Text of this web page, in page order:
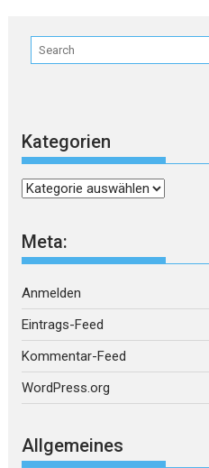
Kategorien
Kategorien
Meta:
Anmelden
Eintrags-Feed
Kommentar-Feed
WordPress.org
Allgemeines